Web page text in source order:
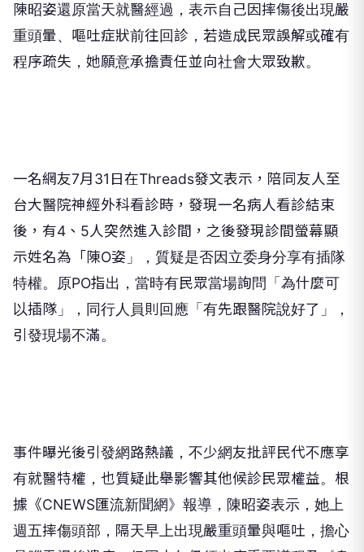
陳昭姿還原當天就醫經過，表示自己因摔傷後出現嚴
重頭暈、嘔吐症狀前往回診，若造成民眾誤解或確有
程序疏失，她願意承擔責任並向社會大眾致歉。
一名網友7月31日在Threads發文表示，陪同友人至
台大醫院神經外科看診時，發現一名病人看診結束
後，有4、5人突然進入診間，之後發現診間螢幕顯
示姓名為「陳O姿」，質疑是否因立委身分享有插隊
特權。原PO指出，當時有民眾當場詢問「為什麼可
以插隊」，同行人員則回應「有先跟醫院說好了」，
引發現場不滿。
事件曝光後引發網路熱議，不少網友批評民代不應享
有就醫特權，也質疑此舉影響其他候診民眾權益。根
據《CNEWS匯流新聞網》報導，陳昭姿表示，她上
週五摔傷頭部，隔天早上出現嚴重頭暈與嘔吐，擔心